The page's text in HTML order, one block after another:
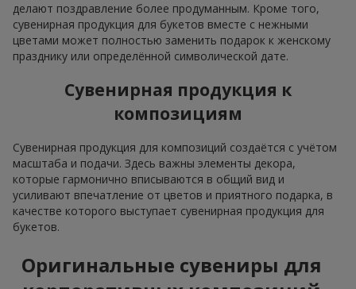
делают поздравление более продуманным. Кроме того,
сувенирная продукция для букетов вместе с нежными
цветами может полностью заменить подарок к женскому
празднику или определённой символической дате.
Сувенирная продукция к
композициям
Сувенирная продукция для композиций создаётся с учётом
масштаба и подачи. Здесь важны элементы декора,
которые гармонично вписываются в общий вид и
усиливают впечатление от цветов и приятного подарка, в
качестве которого выступает сувенирная продукция для
букетов.
Оригинальные сувениры для